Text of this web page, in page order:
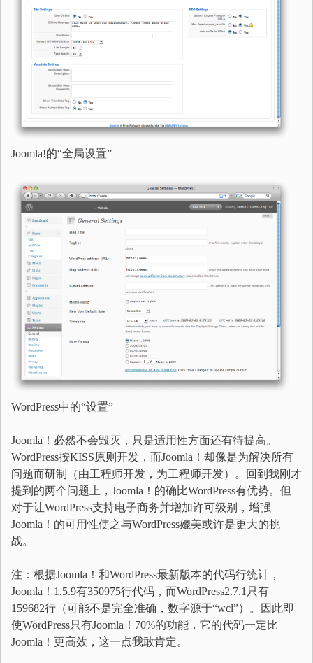
Joomla!的“全局设置”
WordPress中的“设置”
Joomla！必然不会毁灭，只是适用性方面还有待提高。
WordPress按KISS原则开发，而Joomla！却像是为解决所有
问题而研制（由工程师开发，为工程师开发）。回到我刚才
提到的两个问题上，Joomla！的确比WordPress有优势。但
对于让WordPress支持电子商务并增加许可级别，增强
Joomla！的可用性使之与WordPress媲美或许是更大的挑
战。
注：根据Joomla！和WordPress最新版本的代码行统计，
Joomla！1.5.9有350975行代码，而WordPress2.7.1只有
159682行（可能不是完全准确，数字源于“wcl”）。因此即
使WordPress只有Joomla！70%的功能，它的代码一定比
Joomla！更高效，这一点我敢肯定。